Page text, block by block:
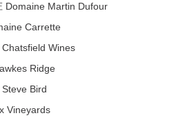
Domaine Martin Dufour
Carrette
Wines
Ridge
Bird
Vineyards